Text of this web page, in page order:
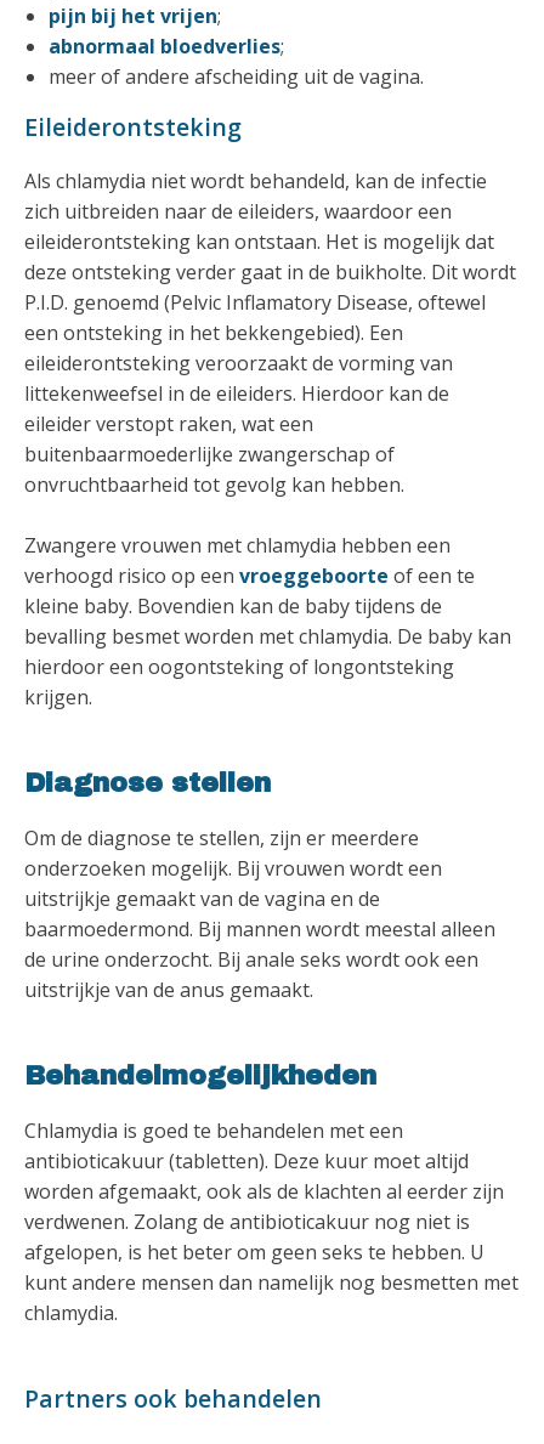
pijn bij het vrijen;
abnormaal bloedverlies;
meer of andere afscheiding uit de vagina.
Eileiderontsteking
Als chlamydia niet wordt behandeld, kan de infectie
zich uitbreiden naar de eileiders, waardoor een
eileiderontsteking kan ontstaan. Het is mogelijk dat
deze ontsteking verder gaat in de buikholte. Dit wordt
P.I.D. genoemd (Pelvic Inflamatory Disease, oftewel
een ontsteking in het bekkengebied). Een
eileiderontsteking veroorzaakt de vorming van
littekenweefsel in de eileiders. Hierdoor kan de
eileider verstopt raken, wat een
buitenbaarmoederlijke zwangerschap of
onvruchtbaarheid tot gevolg kan hebben.
Zwangere vrouwen met chlamydia hebben een
verhoogd risico op een vroeggeboorte of een te
kleine baby. Bovendien kan de baby tijdens de
bevalling besmet worden met chlamydia. De baby kan
hierdoor een oogontsteking of longontsteking
krijgen.
Diagnose stellen
Om de diagnose te stellen, zijn er meerdere
onderzoeken mogelijk. Bij vrouwen wordt een
uitstrijkje gemaakt van de vagina en de
baarmoedermond. Bij mannen wordt meestal alleen
de urine onderzocht. Bij anale seks wordt ook een
uitstrijkje van de anus gemaakt.
Behandelmogelijkheden
Chlamydia is goed te behandelen met een
antibioticakuur (tabletten). Deze kuur moet altijd
worden afgemaakt, ook als de klachten al eerder zijn
verdwenen. Zolang de antibioticakuur nog niet is
afgelopen, is het beter om geen seks te hebben. U
kunt andere mensen dan namelijk nog besmetten met
chlamydia.
Partners ook behandelen